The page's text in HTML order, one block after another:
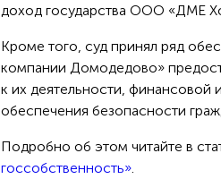
доход государства ООО «ДМЕ
Кроме того, суд принял ряд
компании Домодедово»
к их деятельности, финансовой
обеспечения безопасности
Подробно об этом читайте в
госсобственность»